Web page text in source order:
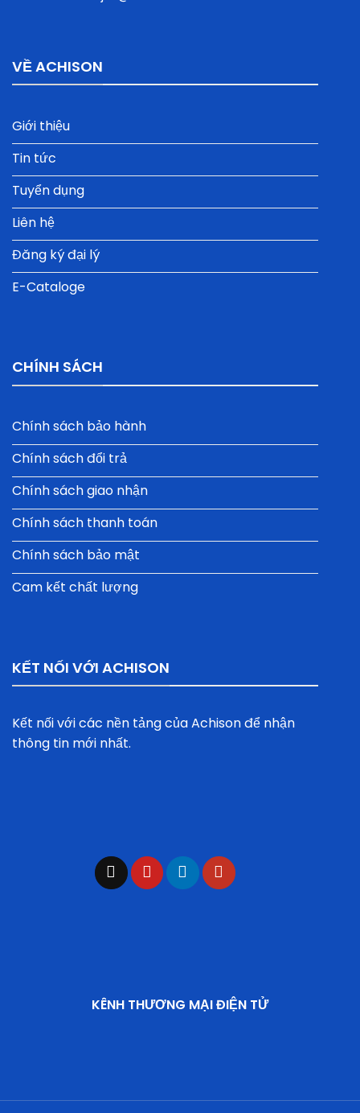
VỀ ACHISON
Giới thiệu
Tin tức
Tuyển dụng
Liên hệ
Đăng ký đại lý
E-Cataloge
CHÍNH SÁCH
Chính sách bảo hành
Chính sách đổi trả
Chính sách giao nhận
Chính sách thanh toán
Chính sách bảo mật
Cam kết chất lượng
KẾT NỐI VỚI ACHISON
Kết nối với các nền tảng của Achison để nhận
thông tin mới nhất.
KÊNH THƯƠNG MẠI ĐIỆN TỬ